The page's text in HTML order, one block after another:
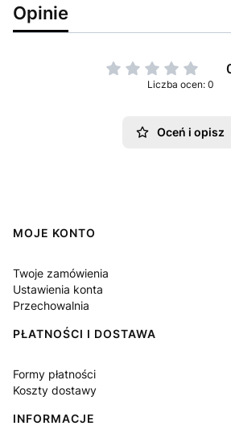
Opinie
Liczba ocen: 0
Oceń i opisz
Linki w stopce
MOJE KONTO
Twoje zamówienia
Ustawienia konta
Przechowalnia
PŁATNOŚCI I DOSTAWA
Formy płatności
Koszty dostawy
INFORMACJE